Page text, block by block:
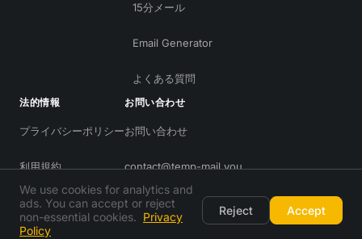
15分メール
Email Generator
よくある質問
法的情報
プライバシーポリシー
利用規約
お問い合わせ
お問い合わせ
contact@temp-mail.you
We use cookies for analytics and
ads. You can accept or reject
non-essential cookies. Privacy
Policy
Reject Accept